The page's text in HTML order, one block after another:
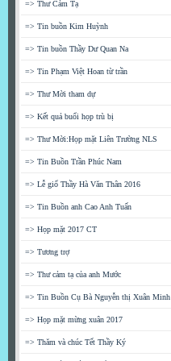
=> Thư Cảm Tạ
=> Tin buồn Kim Huỳnh
=> Tin buồn Thầy Dư Quan Na
=> Tin Phạm Việt Hoan từ trần
=> Thư Mời tham dự
=> Kết quả buổi họp trù bị
=> Thư Mời:Họp mặt Liên Trường NLS
=> Tin Buồn Trần Phúc Nam
=> Lễ giổ Thầy Hà Văn Thân 2016
=> Tin Buồn anh Cao Anh Tuấn
=> Họp mặt 2017 CT
=> Tương trợ
=> Thư cảm tạ của anh Mước
=> Tin Buồn Cụ Bà Nguyễn thị Xuân Minh
=> Họp mặt mừng xuân 2017
=> Thăm và chúc Tết Thầy Ký